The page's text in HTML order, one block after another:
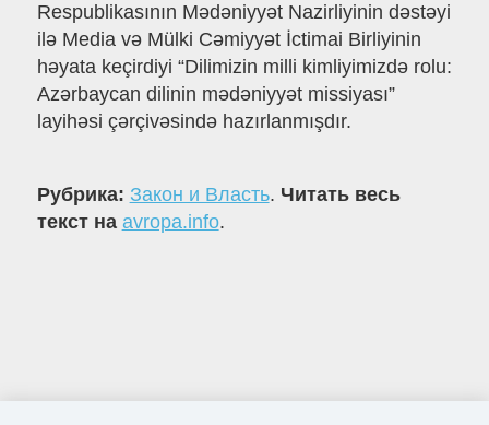
Respublikasının Mədəniyyət Nazirliyinin dəstəyi
ilə Media və Mülki Cəmiyyət İctimai Birliyinin
həyata keçirdiyi “Dilimizin milli kimliyimizdə rolu:
Azərbaycan dilinin mədəniyyət missiyası”
layihəsi çərçivəsində hazırlanmışdır.
Рубрика: Закон и Власть. Читать весь
текст на avropa.info.